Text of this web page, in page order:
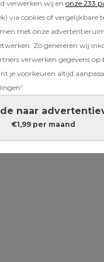
verwerken wij en onze 233
via cookies of vergelijkbare
met onze
Zo genereren wij
verwerken gegevens
je voorkeuren altijd
naar
€1,99 per maand
in tampons
ook écht
FDA (Food
dat er
voor
Nog niet
Lees